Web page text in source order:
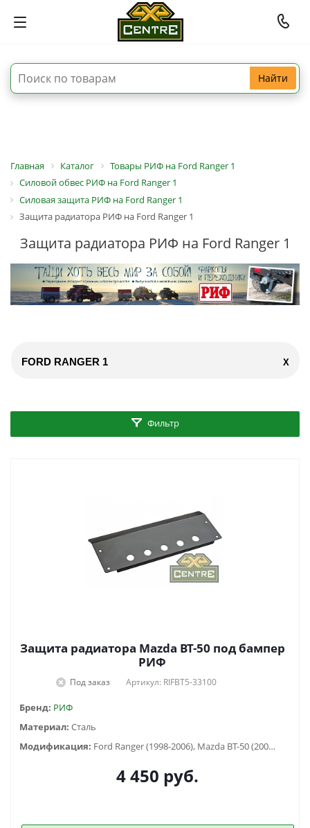
Найти
Главная Каталог
Товары РИФ на Ford Ranger 1
Силовой обвес РИФ на Ford Ranger 1
Силовая защита РИФ на Ford Ranger 1
Защита радиатора РИФ на Ford Ranger 1
Защита радиатора РИФ на Ford Ranger 1
FORD RANGER 1 X
Фильтр
Защита радиатора Mazda BT-50 под бампер
РИФ
Под заказ Артикул: RIFBT5-33100
Бренд: РИФ
Материал: Сталь
Модификация:
Ford Ranger (1998-2006), Mazda BT-50 (2006-2011)
4 450 руб.